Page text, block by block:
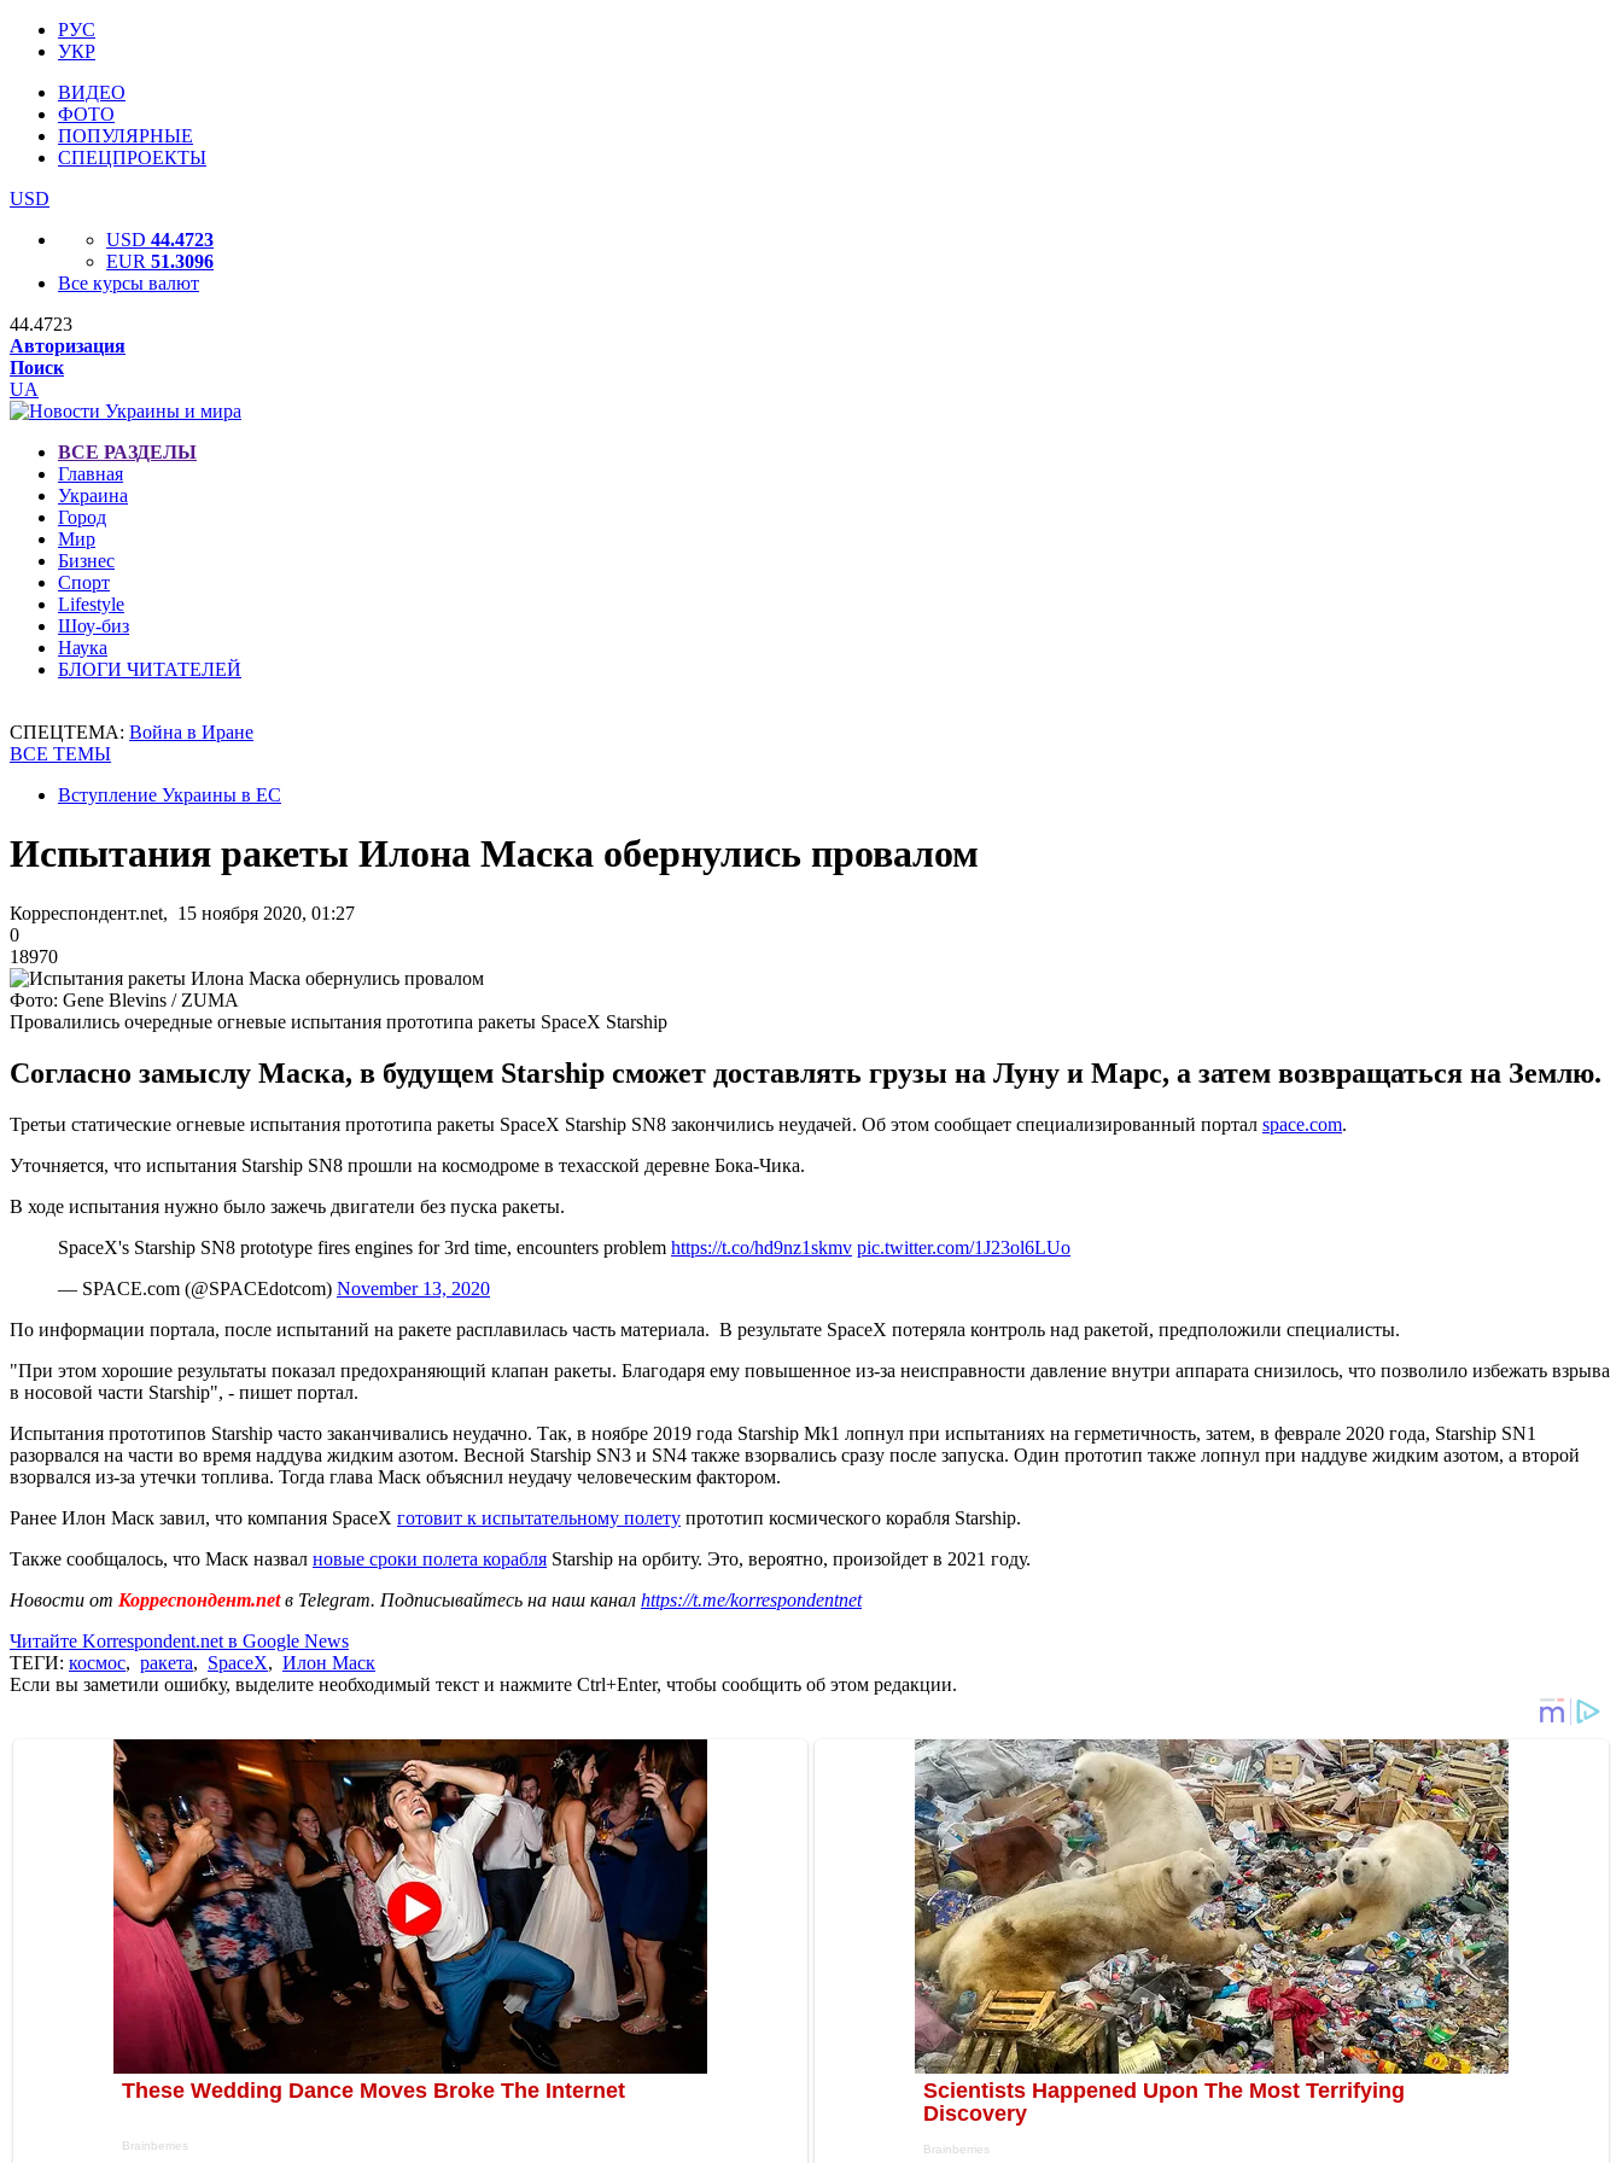
РУС
УКР
ВИДЕО
ФОТО
ПОПУЛЯРНЫЕ
СПЕЦПРОЕКТЫ
USD
USD 44.4723
EUR 51.3096
Все курсы валют
44.4723
Авторизация
Поиск
UA
ВСЕ РАЗДЕЛЫ
Главная
Украина
Город
Мир
Бизнес
Спорт
Lifestyle
Шоу-биз
Наука
БЛОГИ ЧИТАТЕЛЕЙ
СПЕЦТЕМА: Война в Иране
ВСЕ ТЕМЫ
Вступление Украины в ЕС
Испытания ракеты Илона Маска обернулись провалом
Корреспондент.net, 15 ноября 2020, 01:27
0
18970
Фото: Gene Blevins / ZUMA
Провалились очередные огневые испытания прототипа ракеты SpaceX Starship
Согласно замыслу Маска, в будущем Starship сможет доставлять грузы на Луну и Марс, а затем возвращаться на Землю.
Третьи статические огневые испытания прототипа ракеты SpaceX Starship SN8 закончились неудачей. Об этом сообщает специализированный портал space.com.
Уточняется, что испытания Starship SN8 прошли на космодроме в техасской деревне Бока-Чика.
В ходе испытания нужно было зажечь двигатели без пуска ракеты.
SpaceX's Starship SN8 prototype fires engines for 3rd time, encounters problem https://t.co/hd9nz1skmv pic.twitter.com/1J23ol6LUo
— SPACE.com (@SPACEdotcom) November 13, 2020
По информации портала, после испытаний на ракете расплавилась часть материала. В результате SpaceX потеряла контроль над ракетой, предположили специалисты.
"При этом хорошие результаты показал предохраняющий клапан ракеты. Благодаря ему повышенное из-за неисправности давление внутри аппарата снизилось, что позволило избежать взрыва
в носовой части Starship", - пишет портал.
Испытания прототипов Starship часто заканчивались неудачно. Так, в ноябре 2019 года Starship Mk1 лопнул при испытаниях на герметичность, затем, в феврале 2020 года, Starship SN1
разорвался на части во время наддува жидким азотом. Весной Starship SN3 и SN4 также взорвались сразу после запуска. Один прототип также лопнул при наддуве жидким азотом, а второй
взорвался из-за утечки топлива. Тогда глава Маск объяснил неудачу человеческим фактором.
Ранее Илон Маск завил, что компания SpaceX готовит к испытательному полету прототип космического корабля Starship.
Также сообщалось, что Маск назвал новые сроки полета корабля Starship на орбиту. Это, вероятно, произойдет в 2021 году.
Новости от Корреспондент.netв Telegram. Подписывайтесь на наш канал https://t.me/korrespondentnet
Читайте Korrespondent.net в Google News
ТЕГИ: космос, ракета, SpaceX, Илон Маск
Если вы заметили ошибку, выделите необходимый текст и нажмите Ctrl+Enter, чтобы сообщить об этом редакции.